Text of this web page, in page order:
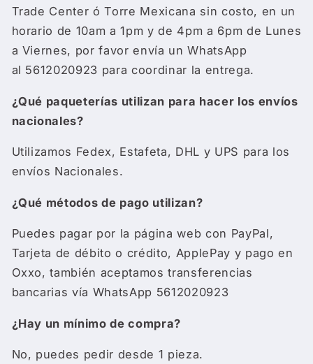
Trade Center ó Torre Mexicana sin costo, en un
horario de 10am a 1pm y de 4pm a 6pm de Lunes
a Viernes, por favor envía un WhatsApp
al 5612020923 para coordinar la entrega.
¿Qué paqueterías utilizan para hacer los envíos
nacionales?
Utilizamos Fedex, Estafeta, DHL y UPS para los
envíos Nacionales.
¿Qué métodos de pago utilizan?
Puedes pagar por la página web con PayPal,
Tarjeta de débito o crédito, ApplePay y pago en
Oxxo, también aceptamos transferencias
bancarias vía WhatsApp 5612020923
¿Hay un mínimo de compra?
No, puedes pedir desde 1 pieza.